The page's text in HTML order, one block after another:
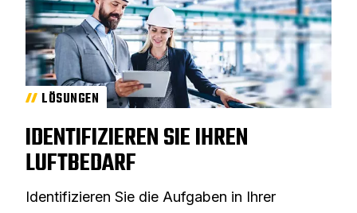
LÖSUNGEN
IDENTIFIZIEREN SIE IHREN
LUFTBEDARF
Identifizieren Sie die Aufgaben in Ihrer